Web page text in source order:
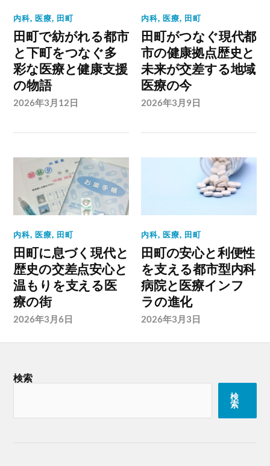
内科, 医療, 田町
田町で紡がれる都市
と下町をつなぐ多
彩な医療と健康支援
の物語
2026年3月12日
内科, 医療, 田町
田町がつなぐ現代都
市の健康拠点歴史と
未来が交差する地域
医療の今
2026年3月9日
内科, 医療, 田町
田町に息づく現代と
歴史の交差点安心と
温もりを支える医
療の街
2026年3月6日
内科, 医療, 田町
田町の安心と利便性
を支える都市型内科
病院と医療インフ
ラの進化
2026年3月3日
検索
検
索